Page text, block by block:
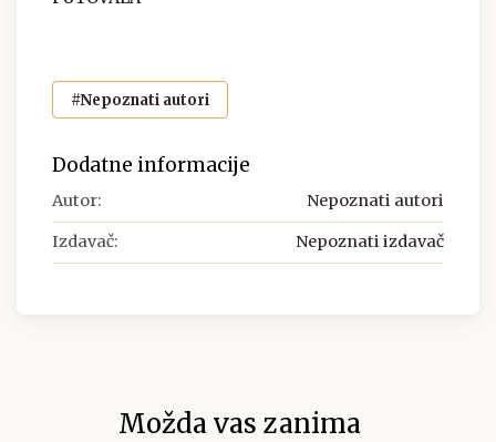
#Nepoznati autori
Dodatne informacije
Autor: Nepoznati autori
Izdavač: Nepoznati izdavač
Možda vas zanima